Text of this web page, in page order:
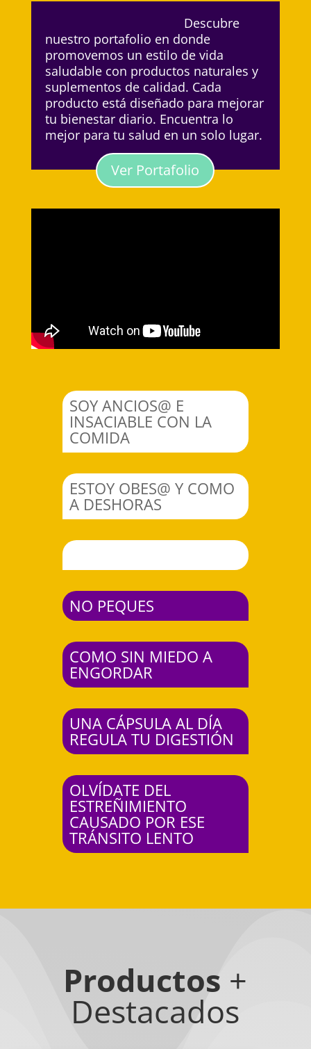
Descubre
nuestro portafolio en donde
promovemos un estilo de vida
saludable con productos naturales y
suplementos de calidad. Cada
producto está diseñado para mejorar
tu bienestar diario. Encuentra lo
mejor para tu salud en un solo lugar.
Ver Portafolio
SOY ANCIOS@ E
INSACIABLE CON LA
COMIDA
ESTOY OBES@ Y COMO
A DESHORAS
NO PEQUES
COMO SIN MIEDO A
ENGORDAR
UNA CÁPSULA AL DÍA
REGULA TU DIGESTIÓN
OLVÍDATE DEL
ESTREÑIMIENTO
CAUSADO POR ESE
TRÁNSITO LENTO
Productos +
Destacados